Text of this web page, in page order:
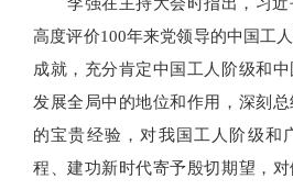
高度评价100年来党领导的中国工
成就，充分肯定中国工人阶级和
发展全局中的地位和作用，深刻
的宝贵经验，对我国工人阶级和
程、建功新时代寄予殷切期望，